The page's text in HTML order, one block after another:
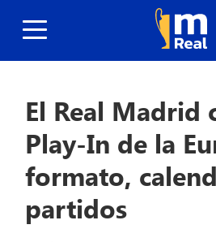
El Real Madrid
Play-In de la
formato,
partidos